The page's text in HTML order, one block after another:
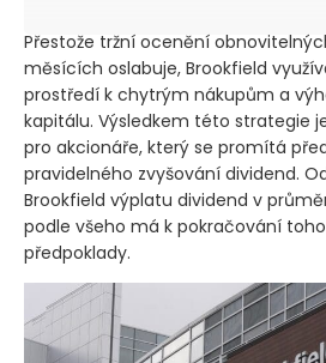
Přestože tržní ocenění
měsících oslabuje, Brookfield
prostředí k chytrým nákupům a
kapitálu. Výsledkem této strategie
pro akcionáře, který se promítá
pravidelného zvyšování dividend.
Brookfield výplatu dividend v
podle všeho má k pokračování
předpoklady.